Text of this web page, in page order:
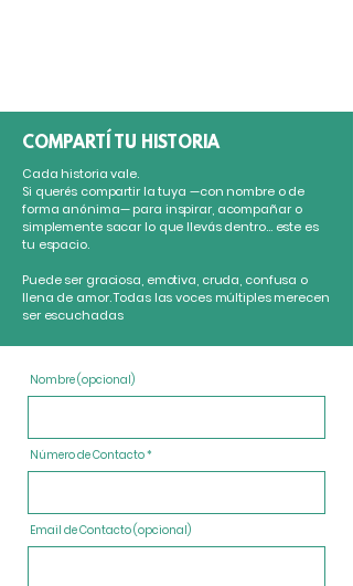
COMPARTÍ TU HISTORIA
Cada historia vale.
Si querés compartir la tuya —con nombre o de
forma anónima— para inspirar, acompañar o
simplemente sacar lo que llevás dentro… este es
tu espacio.
Puede ser graciosa, emotiva, cruda, confusa o
llena de amor. Todas las voces múltiples merecen
ser escuchadas
Nombre (opcional)
Número de Contacto
Email de Contacto (opcional)